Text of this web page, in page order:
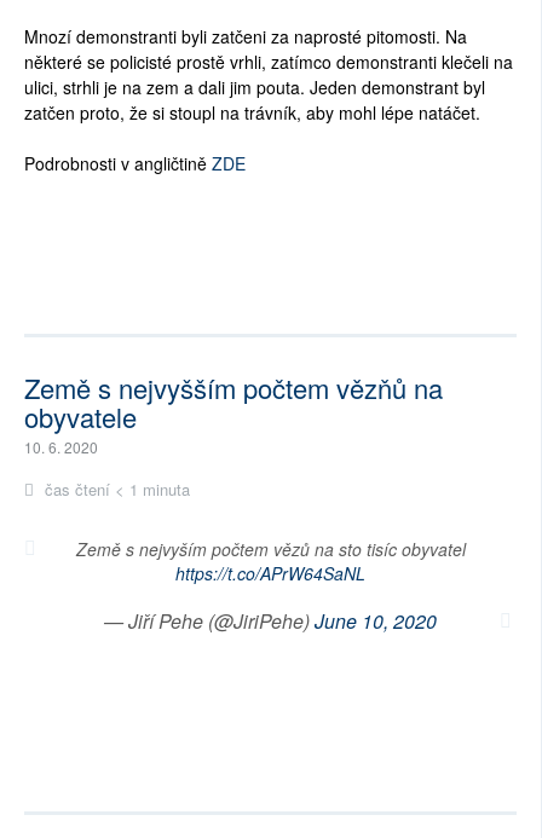
Mnozí demonstranti byli zatčeni za naprosté pitomosti. Na
některé se policisté prostě vrhli, zatímco demonstranti klečeli na
ulici, strhli je na zem a dali jim pouta. Jeden demonstrant byl
zatčen proto, že si stoupl na trávník, aby mohl lépe natáčet.
Podrobnosti v angličtině ZDE
Země s nejvyšším počtem vězňů na
obyvatele
10. 6. 2020
čas čtení < 1 minuta
Země s nejvyším počtem vězů na sto tisíc obyvatel
https://t.co/APrW64SaNL
— Jiří Pehe (@JiriPehe)June 10, 2020